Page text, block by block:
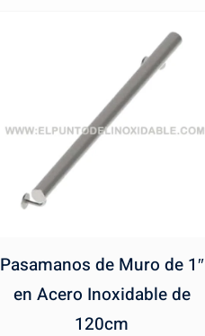
Pasamanos de Muro de 1″
en Acero Inoxidable de
120cm